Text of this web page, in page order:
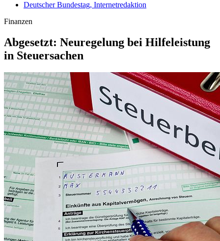
Deutscher Bundestag, Internetredaktion
Finanzen
Abgesetzt: Neuregelung bei Hilfeleistung
in Steuersachen